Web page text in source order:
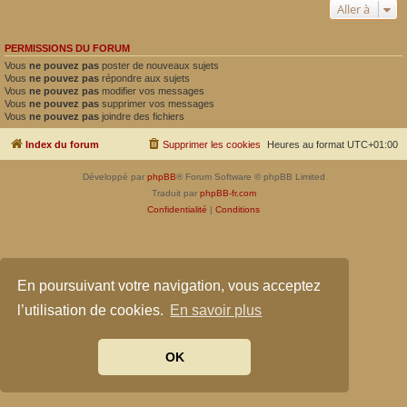
En poursuivant votre navigation, vous acceptez
l’utilisation de cookies. En savoir plus
OK
Aller à
PERMISSIONS DU FORUM
Vous ne pouvez pas poster de nouveaux sujets
Vous ne pouvez pas répondre aux sujets
Vous ne pouvez pas modifier vos messages
Vous ne pouvez pas supprimer vos messages
Vous ne pouvez pas joindre des fichiers
Index du forum Heures au format UTC+01:00
Supprimer les cookies
Développé par phpBB® Forum Software © phpBB Limited
Traduit par phpBB-fr.com
Confidentialité | Conditions